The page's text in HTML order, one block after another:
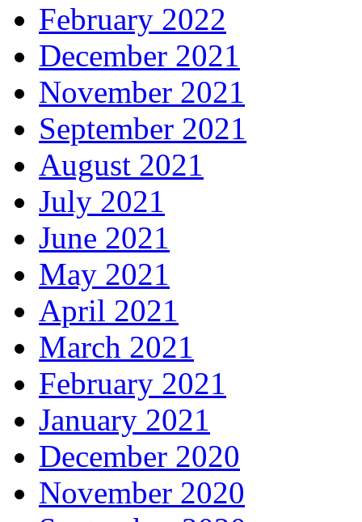
February 2022
December 2021
November 2021
September 2021
August 2021
July 2021
June 2021
May 2021
April 2021
March 2021
February 2021
January 2021
December 2020
November 2020